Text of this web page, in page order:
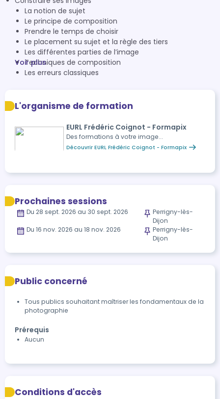
La notion de sujet
Le principe de composition
Prendre le temps de choisir
Le placement su sujet et la règle des tiers
Les différentes parties de l’image
Techniques de composition
Les erreurs classiques
Voir plus
L'organisme de formation
EURL Frédéric Coignot - Formapix
Des formations à votre image...
Découvrir EURL Frédéric Coignot - Formapix
Prochaines sessions
Du 28 sept. 2026 au 30 sept. 2026
Perrigny-lès-
Dijon
Du 16 nov. 2026 au 18 nov. 2026
Perrigny-lès-
Dijon
Public concerné
Tous publics souhaitant maîtriser les fondamentaux de la
photographie
Prérequis
Aucun
Conditions d'accès